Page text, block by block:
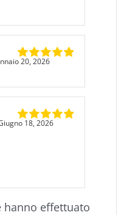
Valutato
20, 2026
Valutato
18, 2026
hanno effettuato